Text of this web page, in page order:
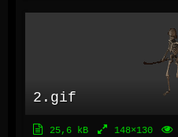
2.gif
25,6 kB 148×130